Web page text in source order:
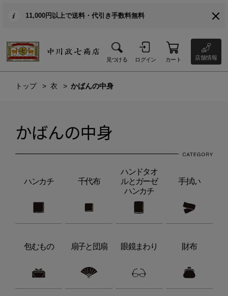
11,000円以上で送料・代引き手数料無料
見つける ログイン カート 店舗情報
トップ 衣 かばんの中身
かばんの中身
ハンカチ 千代布
ハンドタオ
ルとガーゼ
ハンカチ
手拭い
包むもの 扇子と団扇 眼鏡まわり 財布